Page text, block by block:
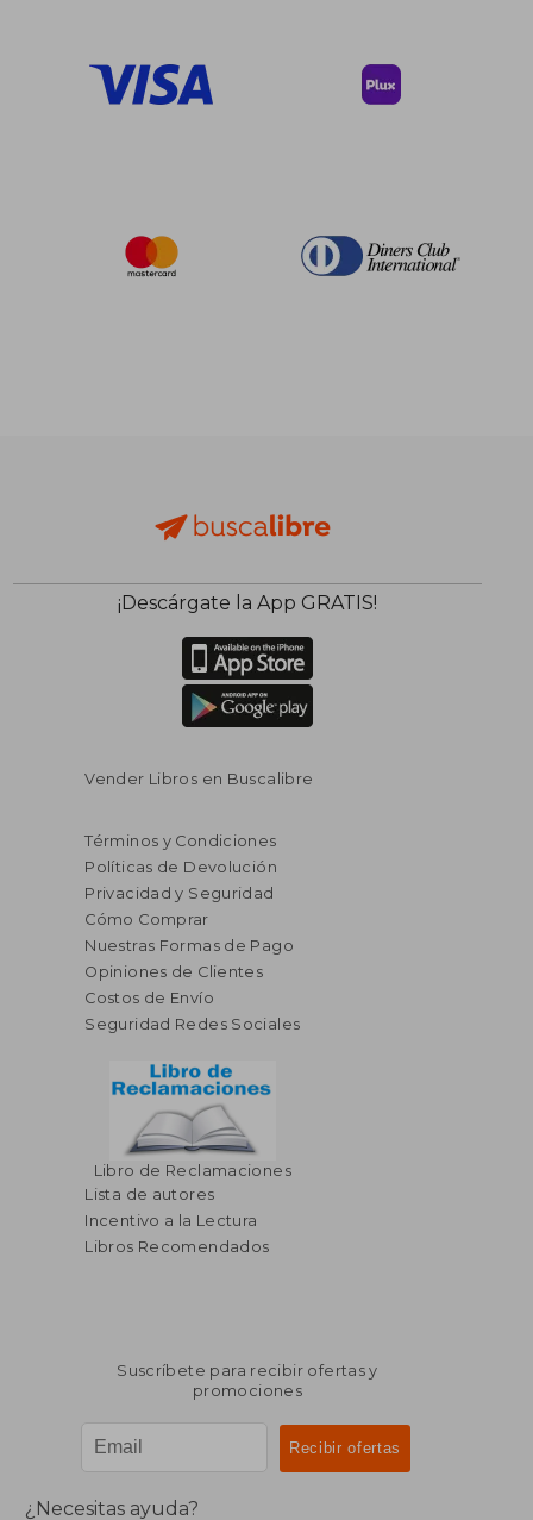
¡Descárgate la App GRATIS!
Vender Libros en Buscalibre
Términos y Condiciones
Políticas de Devolución
Privacidad y Seguridad
Cómo Comprar
Nuestras Formas de Pago
Opiniones de Clientes
Costos de Envío
Seguridad Redes Sociales
Libro de Reclamaciones
Lista de autores
Incentivo a la Lectura
Libros Recomendados
Suscríbete para recibir ofertas y
promociones
¿Necesitas ayuda?